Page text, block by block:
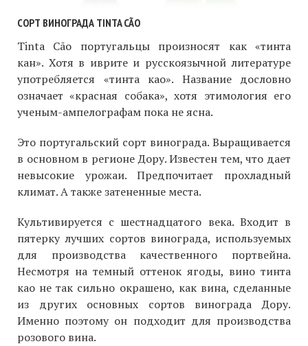
СОРТ ВИНОГРАДА TINTA CÃO
Tinta Cão португальцы произносят как «тинта
кaн». Хотя в иврите и русскоязычной литературе
употребляется «тинта као». Название дословно
означает «красная собака», хотя этимология его
ученым-ампелографам пока не ясна.
Это португальский сорт винограда. Выращивается
в основном в регионе Дору. Известен тем, что дает
невысокие урожаи. Предпочитает прохладный
климат. А также затененные места.
Культивируется с шестнадцатого века. Входит в
пятерку лучших сортов винограда, используемых
для производства качественного портвейна.
Несмотря на темный оттенок ягоды, вино тинта
као не так сильно окрашено, как вина, сделанные
из других основных сортов винограда Дору.
Именно поэтому он подходит для производства
розового вина.